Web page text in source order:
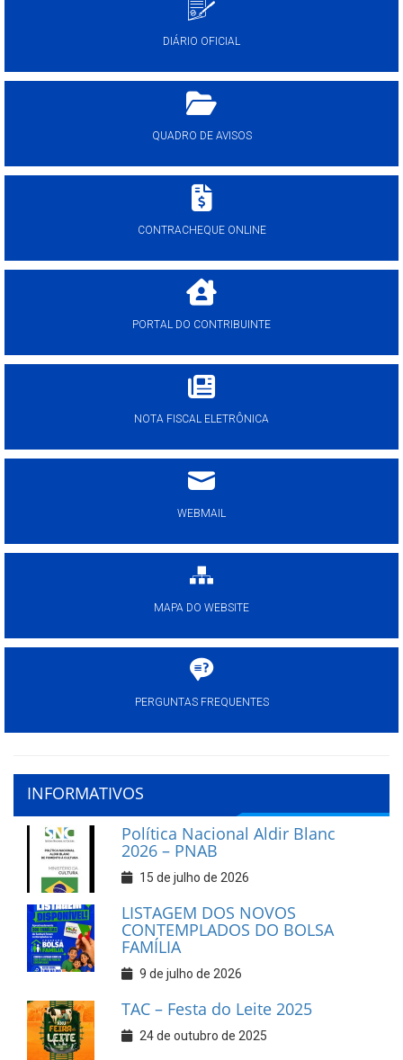
DIÁRIO OFICIAL
QUADRO DE AVISOS
CONTRACHEQUE ONLINE
PORTAL DO CONTRIBUINTE
NOTA FISCAL ELETRÔNICA
WEBMAIL
MAPA DO WEBSITE
PERGUNTAS FREQUENTES
INFORMATIVOS
Política Nacional Aldir Blanc
2026 – PNAB
15 de julho de 2026
LISTAGEM DOS NOVOS
CONTEMPLADOS DO BOLSA
FAMÍLIA
9 de julho de 2026
TAC – Festa do Leite 2025
24 de outubro de 2025